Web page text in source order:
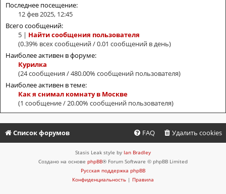
Последнее посещение:
12 фев 2025, 12:45
Всего сообщений:
5 | Найти сообщения пользователя
(0.39% всех сообщений / 0.01 сообщений в день)
Наиболее активен в форуме:
Курилка
(24 сообщения / 480.00% сообщений пользователя)
Наиболее активен в теме:
Как я снимал комнату в Москве
(1 сообщение / 20.00% сообщений пользователя)
Список форумов Удалить cookies
FAQ
Stasis Leak style by Ian Bradley
Создано на основе phpBB® Forum Software © phpBB Limited
Русская поддержка phpBB
Конфиденциальность | Правила